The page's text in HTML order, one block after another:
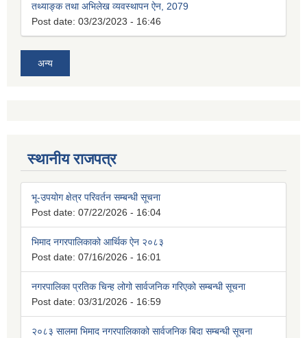
तथ्याङ्क तथा अभिलेख व्यवस्थापन ऐन, 2079
Post date: 03/23/2023 - 16:46
अन्य
स्थानीय राजपत्र
भू-उपयोग क्षेत्र परिवर्तन सम्बन्धी सूचना
Post date: 07/22/2026 - 16:04
भिमाद नगरपालिकाको आर्थिक ऐन २०८३
Post date: 07/16/2026 - 16:01
नगरपालिका प्रतिक चिन्ह लोगो सार्वजनिक गरिएको सम्बन्धी सूचना
Post date: 03/31/2026 - 16:59
२०८३ सालमा भिमाद नगरपालिकाको सार्वजनिक बिदा सम्बन्धी सूचना